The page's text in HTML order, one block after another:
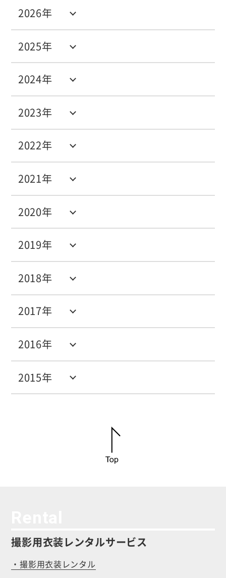
2015年
2016年
2017年
2018年
2019年
2020年
2021年
2022年
2023年
2024年
2025年
2026年
撮影用衣装レンタルサービス
・撮影用衣装レンタル